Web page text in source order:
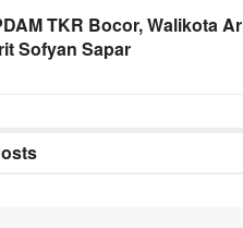
TKR Bocor, Walikota
Sofyan Sapar